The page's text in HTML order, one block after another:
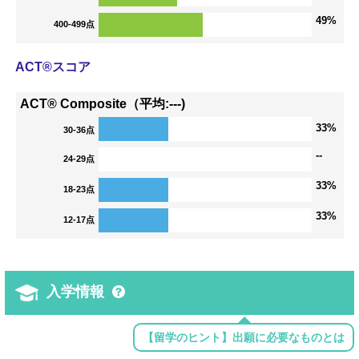
400-499点 49%
ACT®スコア
ACT® Composite（平均:---)
30-36点 33%
24-29点 --
18-23点 33%
12-17点 33%
入学情報
【留学のヒント】出願に必要なものとは